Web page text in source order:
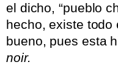
el dicho, “pueblo
hecho, existe todo
bueno, pues esta
noir.